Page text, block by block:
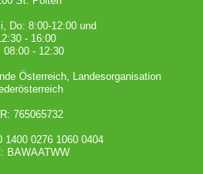
Do: 8:00-12:00 und
- 16:00
08:00 - 12:30
Österreich, Landesorganisation
765065732
1400 0276 1060 0404
BAWAATWW